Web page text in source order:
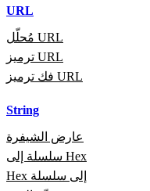
URL
مُحلّل URL
ترميز URL
فك ترميز URL
String
عارض الشيفرة
سلسلة إلى Hex
Hex إلى سلسلة